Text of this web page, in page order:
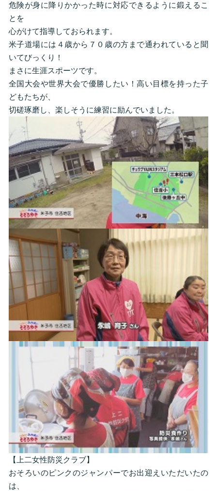
危険が身に降りかかった時に対応できるように鍛えるこ
とを
心がけて指導しておられます。
米子道場には４歳から７０歳の方まで通われていると聞
いてびっくり！
まさに生涯スポーツです。
全国大会や世界大会で優勝したい！高い目標を持った子
どもたちが、
切磋琢磨し、楽しそうに練習に励んでいました。
【上二女性防災クラブ】
おそろいのピンクのジャンパーでお出迎えいただいたの
は、